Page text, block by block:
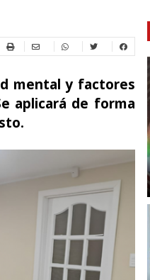
mental y factores
aplicará de forma